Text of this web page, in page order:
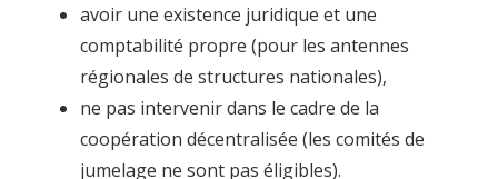
avoir une existence juridique et une
comptabilité propre (pour les antennes
régionales de structures nationales),
ne pas intervenir dans le cadre de la
coopération décentralisée (les comités de
jumelage ne sont pas éligibles).